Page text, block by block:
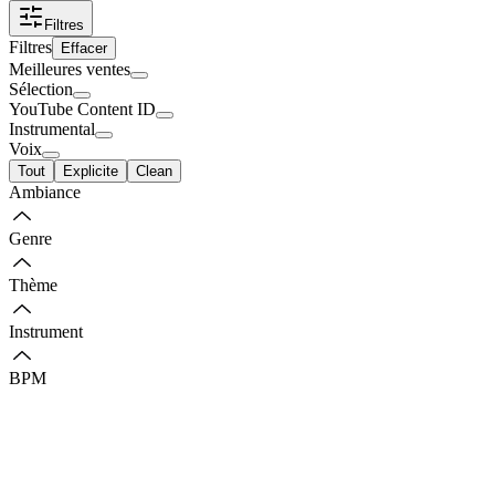
Filtres
Filtres Effacer
Meilleures ventes
Sélection
YouTube Content ID
Instrumental
Voix
Tout Explicite Clean
Ambiance
Genre
Thème
Instrument
BPM